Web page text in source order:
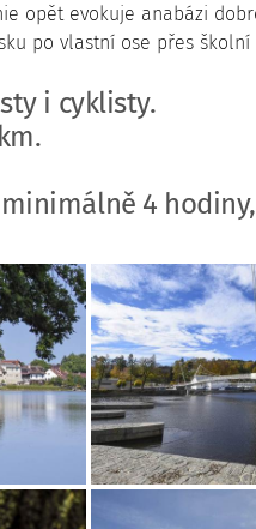
opět evokuje anabázi
po vlastní ose přes školní
i cyklisty.
4